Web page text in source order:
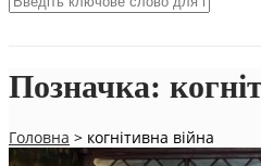
Позначка:
Головна > когнітивна війна